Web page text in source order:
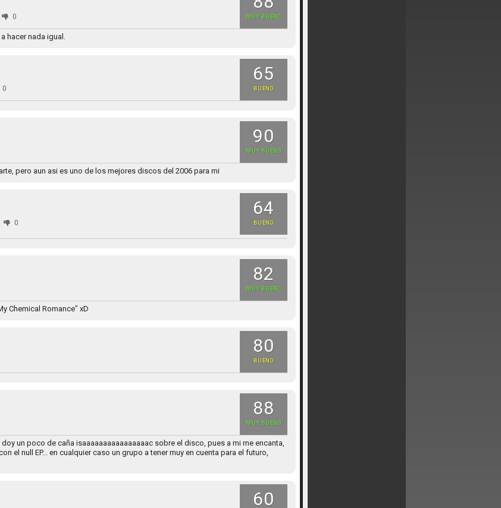
MUY BUENO
0
hacer nada igual.
65
BUENO
0
90
MUY BUENO
pero aun asi es uno de los mejores discos del 2006 para mi
64
BUENO
0
82
MUY BUENO
Chemical Romance" xD
80
BUENO
88
MUY BUENO
un poco de caña isaaaaaaaaaaaaaaaac sobre el disco, pues a mi me encanta,
el null EP... en cualquier caso un grupo a tener muy en cuenta para el futuro,
60